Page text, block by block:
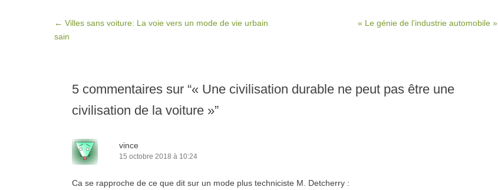
Post navigation
← Villes sans voiture: La voie vers un mode de vie urbain
sain
« Le génie de l’industrie automobile »
5 commentaires sur “« Une civilisation durable ne peut pas être une
civilisation de la voiture »”
vince
15 octobre 2018 à 10:24
Ca se rapproche de ce que dit sur un mode plus techniciste M. Detcherry :